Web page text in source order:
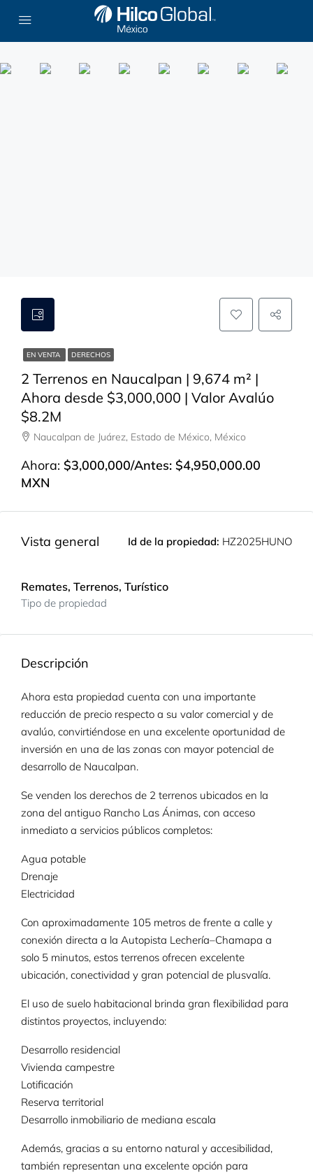
EN VENTA DERECHOS
2 Terrenos en Naucalpan | 9,674 m² |
Ahora desde $3,000,000 | Valor Avalúo
$8.2M
Naucalpan de Juárez, Estado de México, México
Ahora: $3,000,000/Antes: $4,950,000.00
MXN
Vista general Id de la propiedad: HZ2025HUNO
Remates, Terrenos, Turístico
Tipo de propiedad
Descripción
Ahora esta propiedad cuenta con una importante
reducción de precio respecto a su valor comercial y de
avalúo, convirtiéndose en una excelente oportunidad de
inversión en una de las zonas con mayor potencial de
desarrollo de Naucalpan.
Se venden los derechos de 2 terrenos ubicados en la
zona del antiguo Rancho Las Ánimas, con acceso
inmediato a servicios públicos completos:
Agua potable
Drenaje
Electricidad
Con aproximadamente 105 metros de frente a calle y
conexión directa a la Autopista Lechería–Chamapa a
solo 5 minutos, estos terrenos ofrecen excelente
ubicación, conectividad y gran potencial de plusvalía.
El uso de suelo habitacional brinda gran flexibilidad para
distintos proyectos, incluyendo:
Desarrollo residencial
Vivienda campestre
Lotificación
Reserva territorial
Desarrollo inmobiliario de mediana escala
Además, gracias a su entorno natural y accesibilidad,
también representan una excelente opción para